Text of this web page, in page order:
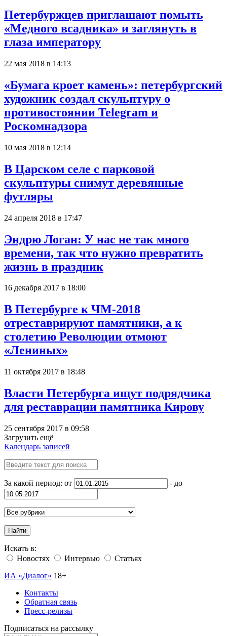
Петербуржцев приглашают помыть
«Медного всадника» и заглянуть в
глаза императору
22 мая 2018 в 14:13
«Бумага кроет камень»: петербургский
художник создал скульптуру о
противостоянии Telegram и
Роскомнадзора
10 мая 2018 в 12:14
В Царском селе с парковой
скульптуры снимут деревянные
футляры
24 апреля 2018 в 17:47
Эндрю Логан: У нас не так много
времени, так что нужно превратить
жизнь в праздник
16 декабря 2017 в 18:00
В Петербурге к ЧМ-2018
отреставрируют памятники, а к
столетию Революции отмоют
«Лениных»
11 октября 2017 в 18:48
Власти Петербурга ищут подрядчика
для реставрации памятника Кирову
25 сентября 2017 в 09:58
Загрузить ещё
Календарь записей
За какой период: от - до
Найти
Искать в:
Новостях
Интервью
Статьях
ИА «Диалог» 18+
Контакты
Обратная связь
Пресс-релизы
Подписаться на рассылку